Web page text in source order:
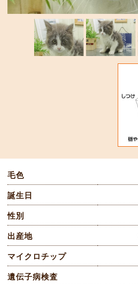
毛色
誕生日
性別
出産地
マイクロチップ
遺伝子病検査